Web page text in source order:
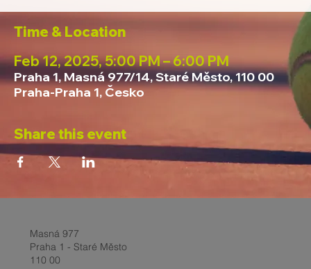
Time & Location
Feb 12, 2025, 5:00 PM – 6:00 PM
Praha 1, Masná 977/14, Staré Město, 110 00
Praha-Praha 1, Česko
Share this event
Masná 977
Praha 1 - Staré Město
110 00